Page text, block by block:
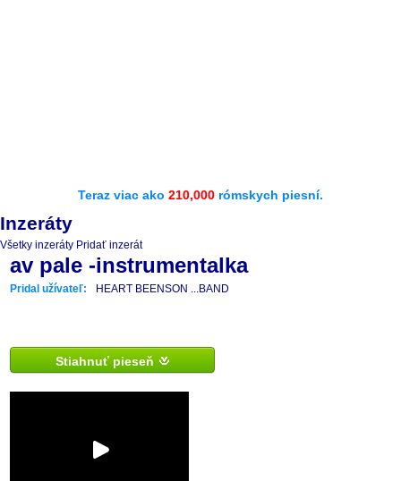
Teraz viac ako 210,000 rómskych piesní.
Inzeráty
Všetky inzeráty Pridať inzerát
av pale -instrumentalka
Pridal užívateľ: HEART BEENSON ...BAND
Stiahnuť pieseň